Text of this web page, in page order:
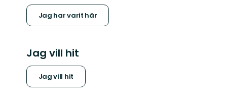
Jag har varit här
Jag vill hit
Jag vill hit